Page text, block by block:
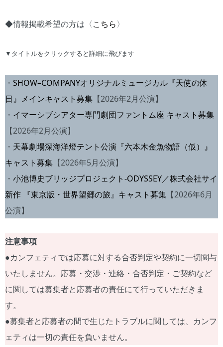
◆情報掲載希望の方は〈こちら〉
▼タイトルをクリックすると詳細に飛びます
・ SHOW–COMPANYオリジナルミュージカル『天使の休
日』メインキャスト募集 【2026年2月公演】
・ イマーシブシアター専門劇団ファントム座 キャスト募集
【2026年2月公演】
・ 天幕劇場深海洋燈テント公演『六本木金魚物語（仮）』
キャスト募集 【2026年5月公演】
・ 小池博史ブリッジプロジェクト‐ODYSSEY／株式会社サイ
新作 『東京版・世界望郷の旅』キャスト募集 【2026年6月
公演】
注意事項
●カンフェティでは応募に対する合否判定や契約に一切関与
いたしません。応募・交渉・連絡・合否判定・ご契約など
に関しては募集者と応募者の責任にて行っていただきま
す。
●募集者と応募者の間で生じたトラブルに関しては、カンフ
ェティは一切の責任を負いません。